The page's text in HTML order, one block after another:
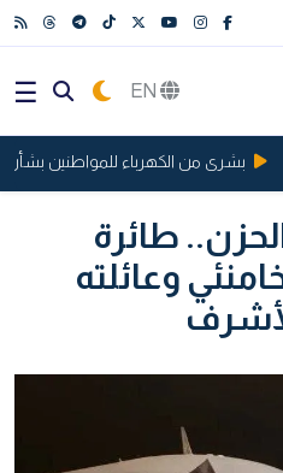
بشرى من الكهرباء للمواطنين بشأن
طائرة
وعائلته